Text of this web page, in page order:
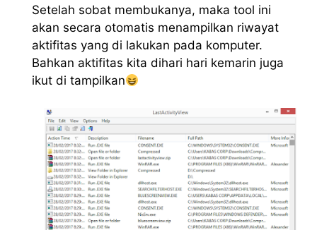
Setelah sobat membukanya, maka tool ini
akan secara otomatis menampilkan riwayat
aktifitas yang di lakukan pada komputer.
Bahkan aktifitas kita dihari hari kemarin juga
ikut di tampilkan